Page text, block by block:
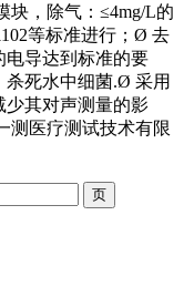
块，除气：≤4mg/L的
等标准进行；Ø 去
电导达到标准的要
死水中细菌.Ø 采用
少其对声测量的影
测医疗测试技术有限